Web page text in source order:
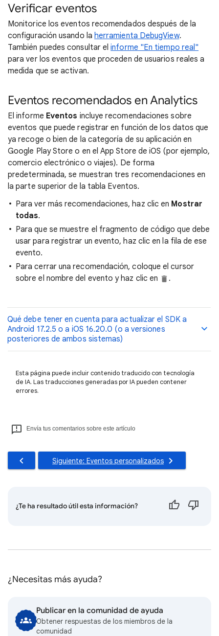
Verificar eventos
Monitorice los eventos recomendados después de la
configuración usando la herramienta DebugView.
También puedes consultar elinforme "En tiempo real"
para ver los eventos que proceden de usuarios reales a
medida que se activan.
Eventos recomendados en Analytics
El informe Eventos incluye recomendaciones sobre
eventos que puede registrar en función de los datos que
ya recoge o bien de la categoría de su aplicación en
Google Play Store o en el App Store de iOS (por ejemplo,
comercio electrónico o viajes). De forma
predeterminada, se muestran tres recomendaciones en
la parte superior de la tabla Eventos.
Para ver más recomendaciones, haz clic en Mostrar
todas.
Para que se muestre el fragmento de código que debe
usar para registrar un evento, haz clic en la fila de ese
evento.
Para cerrar una recomendación, coloque el cursor
sobre el nombre del evento y haz clic en
.
Qué debe tener en cuenta para actualizar el SDK a
Android 17.2.5 o a iOS 16.20.0 (o a versiones
posteriores de ambos sistemas)
Esta página puede incluir contenido traducido con tecnología
de IA. Las traducciones generadas por IA pueden contener
errores.
Envía tus comentarios sobre este artículo
Siguiente: Eventos personalizados
¿Te ha resultado útil esta información?
¿Necesitas más ayuda?
Publicar en la comunidad de ayuda
Obtener respuestas de los miembros de la
comunidad